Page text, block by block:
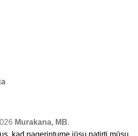
Murakana, MB.
kad pagerintume jūsų patirtį mūsų